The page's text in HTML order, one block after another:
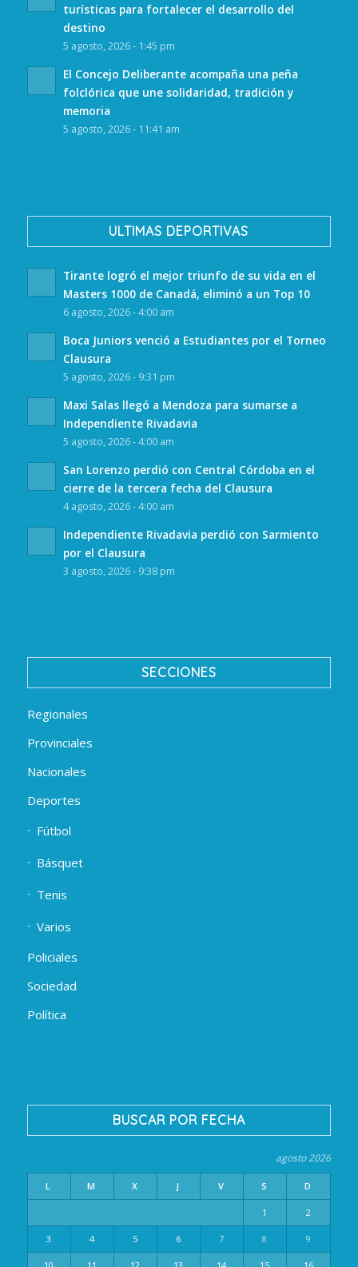
turísticas para fortalecer el desarrollo del
destino
5 agosto, 2026 - 1:45 pm
El Concejo Deliberante acompaña una peña
folclórica que une solidaridad, tradición y
memoria
5 agosto, 2026 - 11:41 am
ULTIMAS DEPORTIVAS
Tirante logró el mejor triunfo de su vida en el
Masters 1000 de Canadá, eliminó a un Top 10
6 agosto, 2026 - 4:00 am
Boca Juniors venció a Estudiantes por el Torneo
Clausura
5 agosto, 2026 - 9:31 pm
Maxi Salas llegó a Mendoza para sumarse a
Independiente Rivadavia
5 agosto, 2026 - 4:00 am
San Lorenzo perdió con Central Córdoba en el
cierre de la tercera fecha del Clausura
4 agosto, 2026 - 4:00 am
Independiente Rivadavia perdió con Sarmiento
por el Clausura
3 agosto, 2026 - 9:38 pm
SECCIONES
Regionales
Provinciales
Nacionales
Deportes
Fútbol
Básquet
Tenis
Varios
Policiales
Sociedad
Política
BUSCAR POR FECHA
agosto 2026
L M X J V S D
1 2
3 4 5 6 7 8 9